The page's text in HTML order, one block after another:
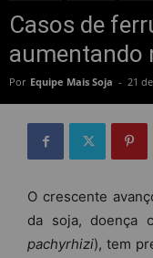
Casos de
aumentando
Por Equipe Mais Soja - 21
O crescente
da soja, doença
pachyrhizi), tem